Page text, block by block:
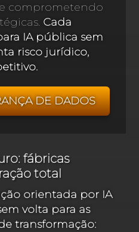
comprometendo
Cada
IA pública sem
risco jurídico,
DE DADOS
fábricas
total
orientada por IA
volta para as
transformação: